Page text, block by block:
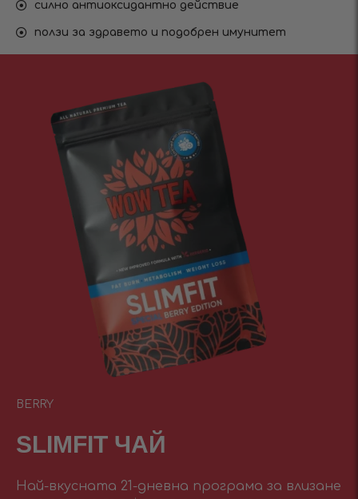
силно антиоксидантно действие
ползи за здравето и подобрен имунитет
BERRY
SLIMFIT ЧАЙ
Най-вкусната 21-дневна програма за влизане